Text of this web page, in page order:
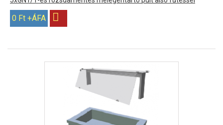
0 Ft +ÁFA